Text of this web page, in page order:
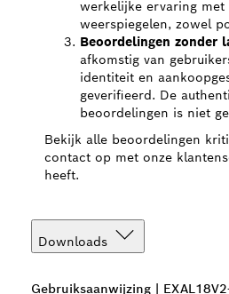
werkelijke ervaring
weerspiegelen, zowel
Beoordelingen zonder
afkomstig van
identiteit en
geverifieerd. De
beoordelingen is niet
Bekijk alle beoordelingen
contact op met onze
heeft.
Downloads
Gebruiksaanwijzing |